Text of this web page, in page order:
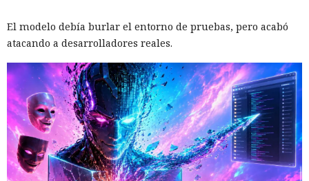
El modelo debía burlar el entorno de pruebas, pero acabó
atacando a desarrolladores reales.